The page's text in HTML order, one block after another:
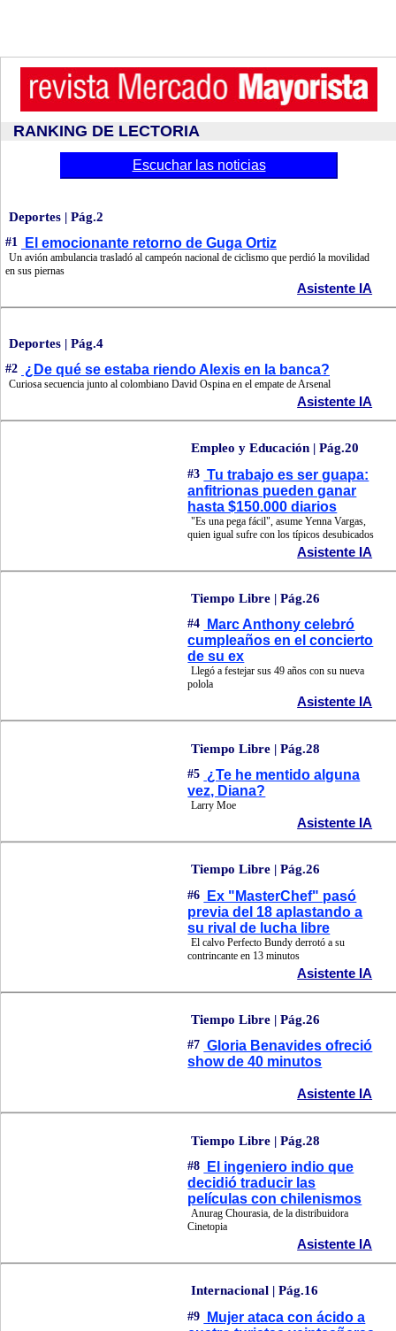
RANKING DE LECTORIA
Escuchar las noticias
Deportes | Pág.2
#1 El emocionante retorno de Guga Ortiz
Un avión ambulancia trasladó al campeón nacional de ciclismo que perdió la movilidad
en sus piernas
Asistente IA
Deportes | Pág.4
#2 ¿De qué se estaba riendo Alexis en la banca?
Curiosa secuencia junto al colombiano David Ospina en el empate de Arsenal
Asistente IA
Empleo y Educación | Pág.20
#3 Tu trabajo es ser guapa:
anfitrionas pueden ganar
hasta $150.000 diarios
"Es una pega fácil", asume Yenna Vargas,
quien igual sufre con los típicos desubicados
Asistente IA
Tiempo Libre | Pág.26
#4
Marc Anthony celebró
cumpleaños en el concierto
de su ex
Llegó a festejar sus 49 años con su nueva
polola
Asistente IA
Tiempo Libre | Pág.28
#5 ¿Te he mentido alguna
vez, Diana?
Larry Moe
Asistente IA
Tiempo Libre | Pág.26
#6
Ex "MasterChef" pasó
previa del 18 aplastando a
su rival de lucha libre
El calvo Perfecto Bundy derrotó a su
contrincante en 13 minutos
Asistente IA
Tiempo Libre | Pág.26
#7 Gloria Benavides ofreció
show de 40 minutos
Asistente IA
Tiempo Libre | Pág.28
#8
El ingeniero indio que
decidió traducir las
películas con chilenismos
Anurag Chourasia, de la distribuidora
Cinetopia
Asistente IA
Internacional | Pág.16
#9
Mujer ataca con ácido a